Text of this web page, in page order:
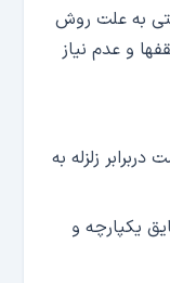
به علت روش
و عدم نیاز
زلزله به
یکپارچه و